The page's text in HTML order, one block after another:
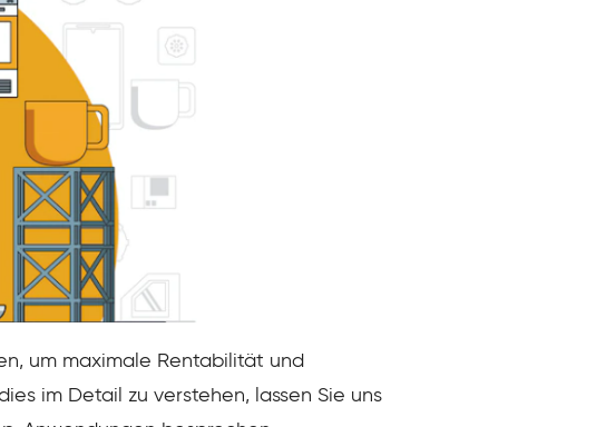
um maximale Rentabilität und
im Detail zu verstehen, lassen Sie uns